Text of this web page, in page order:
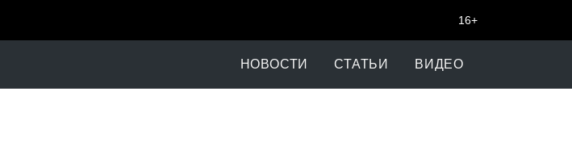
16+
НОВОСТИ СТАТЬИ ВИДЕО